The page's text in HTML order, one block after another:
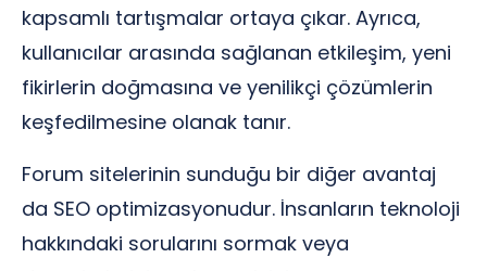
kapsamlı tartışmalar ortaya çıkar. Ayrıca,
kullanıcılar arasında sağlanan etkileşim, yeni
fikirlerin doğmasına ve yenilikçi çözümlerin
keşfedilmesine olanak tanır.
Forum sitelerinin sunduğu bir diğer avantaj
da SEO optimizasyonudur. İnsanların teknoloji
hakkındaki sorularını sormak veya